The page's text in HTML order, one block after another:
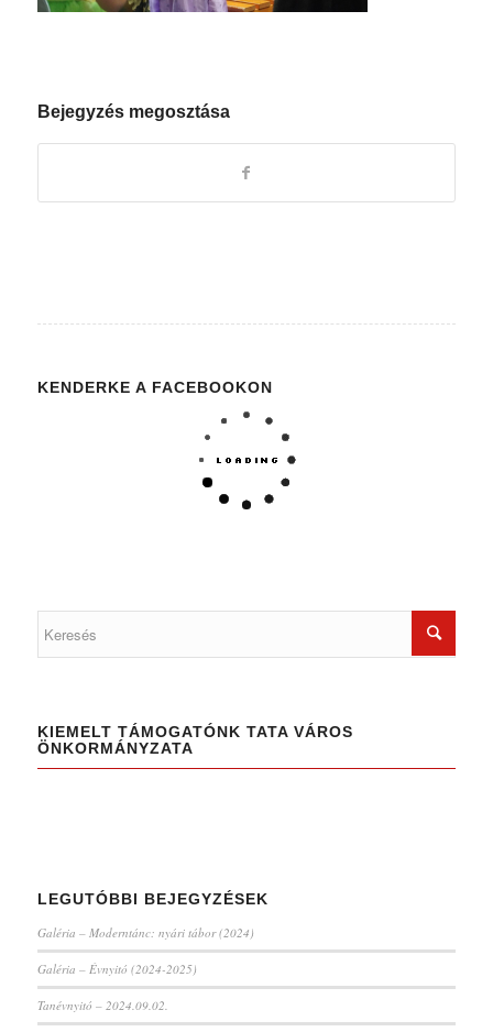
Bejegyzés megosztása
KENDERKE A FACEBOOKON
KIEMELT TÁMOGATÓNK TATA VÁROS
ÖNKORMÁNYZATA
LEGUTÓBBI BEJEGYZÉSEK
Galéria – Moderntánc: nyári tábor (2024)
Galéria – Évnyitó (2024-2025)
Tanévnyitó – 2024.09.02.